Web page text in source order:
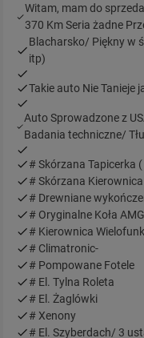
Witam, mam do
370 Km Seria żadne
Blacharsko/ Piękny w
itp)
Takie auto Nie Tanieje
Auto Sprowadzone z
Badania techniczne/
# Skórzana Tapicerka
# Skórzana
# Drewniane
# Oryginalne Koła
# Kierownica
# Climatronic-
# Pompowane Fotele
# El. Tylna Roleta
# El. Żaglówki
# Xenony
# El. Szyberdach/ 3